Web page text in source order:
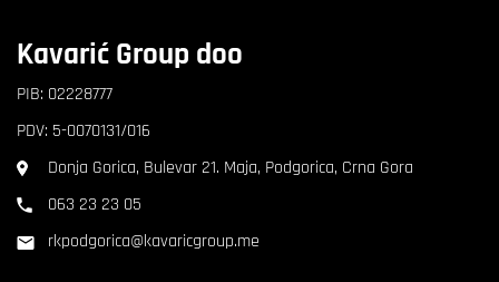
Kavarić Group doo
PIB: 02228777
PDV: 5-0070131/016
Donja Gorica, Bulevar 21. Maja, Podgorica, Crna Gora
063 23 23 05
rkpodgorica@kavaricgroup.me